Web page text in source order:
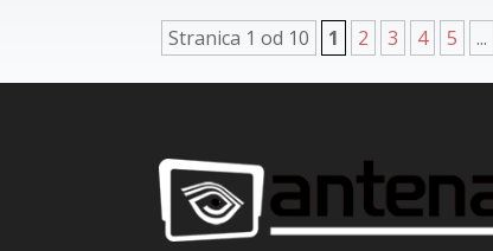
Stranica 1 od 10 1 2 3 4 5 ...